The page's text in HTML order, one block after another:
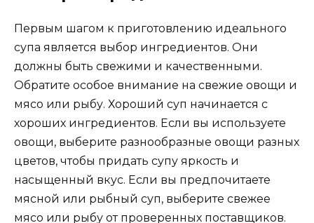
Первым шагом к приготовлению идеального
супа является выбор ингредиентов. Они
должны быть свежими и качественными.
Обратите особое внимание на свежие овощи и
мясо или рыбу. Хороший суп начинается с
хороших ингредиентов. Если вы используете
овощи, выберите разнообразные овощи разных
цветов, чтобы придать супу яркость и
насыщенный вкус. Если вы предпочитаете
мясной или рыбный суп, выберите свежее
мясо или рыбу от проверенных поставщиков.